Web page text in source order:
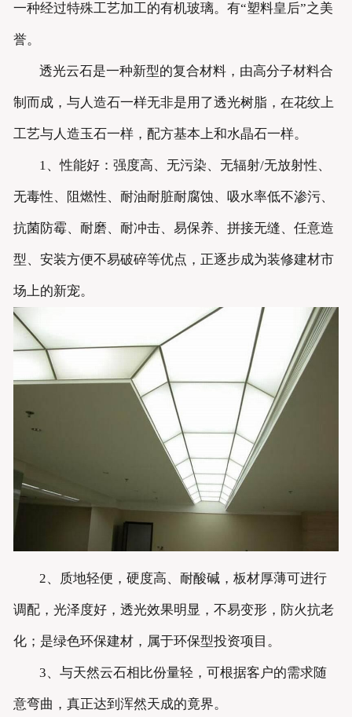
一种经过特殊工艺加工的有机玻璃。有“塑料皇后”之美
誉。
透光云石是一种新型的复合材料，由高分子材料合
制而成，与人造石一样无非是用了透光树脂，在花纹上
工艺与人造玉石一样，配方基本上和水晶石一样。
1、性能好：强度高、无污染、无辐射/无放射性、
无毒性、阻燃性、耐油耐脏耐腐蚀、吸水率低不渗污、
抗菌防霉、耐磨、耐冲击、易保养、拼接无缝、任意造
型、安装方便不易破碎等优点，正逐步成为装修建材市
场上的新宠。
2、质地轻便，硬度高、耐酸碱，板材厚薄可进行
调配，光泽度好，透光效果明显，不易变形，防火抗老
化；是绿色环保建材，属于环保型投资项目。
3、与天然云石相比份量轻，可根据客户的需求随
意弯曲，真正达到浑然天成的竟界。